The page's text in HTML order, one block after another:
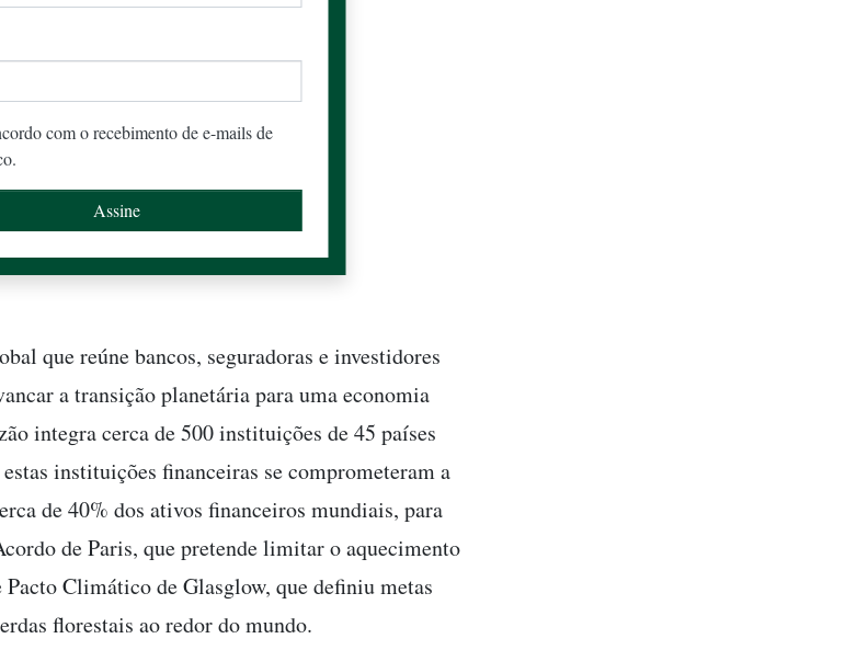
com o recebimento de e-mails de
que reúne bancos, seguradoras e investidores
a transição planetária para uma economia
integra cerca de 500 instituições de 45 países
instituições financeiras se comprometeram a
de 40% dos ativos financeiros mundiais, para
de Paris, que pretende limitar o aquecimento
Pacto Climático de Glasglow, que definiu metas
florestais ao redor do mundo.